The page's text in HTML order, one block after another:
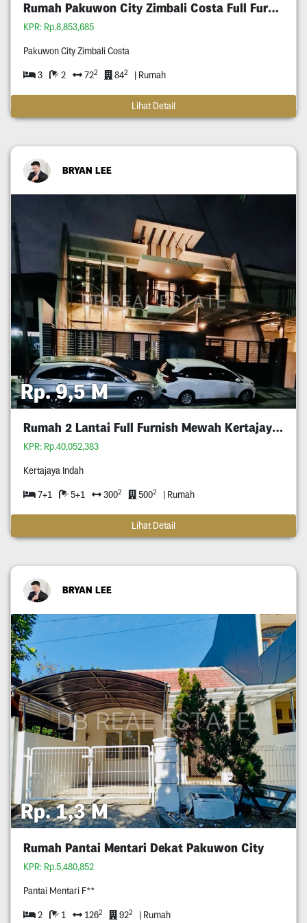
Rumah Pakuwon City Zimbali Costa Full Furnished
KPR: Rp.8,853,685
Pakuwon City Zimbali Costa
3 2 722 842 | Rumah
Lihat Detail
BRYAN LEE
Rp. 9,5 M
Rumah 2 Lantai Full Furnish Mewah Kertajaya Indah
KPR: Rp.40,052,383
Kertajaya Indah
7+1 5+1 3002 5002 | Rumah
Lihat Detail
BRYAN LEE
Rp. 1,3 M
Rumah Pantai Mentari Dekat Pakuwon City
KPR: Rp.5,480,852
Pantai Mentari F**
2 1 1262 922 | Rumah